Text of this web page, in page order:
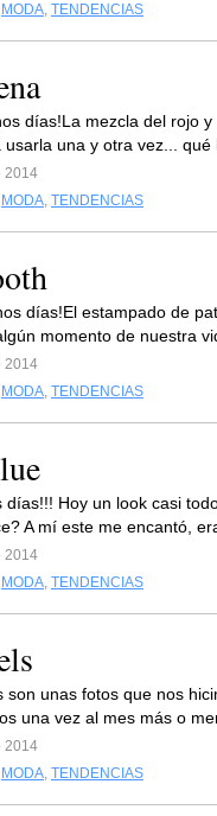
MODA, TENDENCIAS
días!La mezcla del rojo
una y otra vez... qué
2014
MODA, TENDENCIAS
días!El estampado de
momento de nuestra
2014
MODA, TENDENCIAS
días!!! Hoy un look casi
A mí este me encantó,
2014
MODA, TENDENCIAS
son unas fotos que nos
una vez al mes más o
2014
MODA, TENDENCIAS